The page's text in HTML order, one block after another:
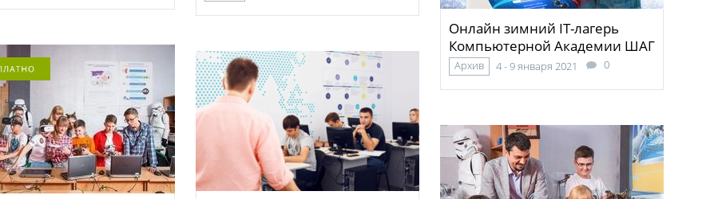
Онлайн зимний IT-лагерь
Компьютерной Академии ШАГ
Архив 4 - 9 января 2021 0